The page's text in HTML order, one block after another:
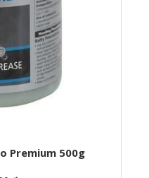
Premium 500g